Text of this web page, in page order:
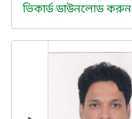
ভিকার্ড ডাউনলোড করুন